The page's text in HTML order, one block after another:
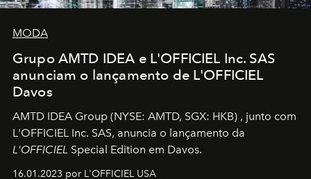
MODA
Grupo AMTD IDEA e L'OFFICIEL Inc. SAS
anunciam o lançamento de L'OFFICIEL
Davos
AMTD IDEA Group (NYSE: AMTD, SGX: HKB) , junto com
L'OFFICIEL Inc. SAS, anuncia o lançamento da
L'OFFICIEL Special Edition em Davos.
16.01.2023 por L'OFFICIEL USA